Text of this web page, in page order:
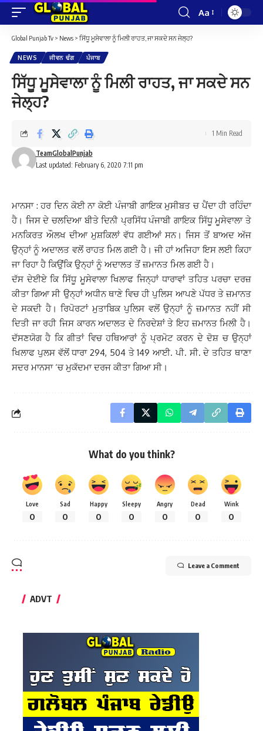
Font
Aa
Global Punjab Tv > News > ਸਿੱਧੂ ਮੂਸੇਵਾਲਾ ਨੂੰ ਮਿਲੀ ਰਾਹਤ, ਜਾ ਸਕਦੇ ਸਨ ਜੇਲ੍ਹ?
NEWS ਜੀਵਨ ਢੰਗ ਪੰਜਾਬ
ਸਿੱਧੂ ਮੂਸੇਵਾਲਾ ਨੂੰ ਮਿਲੀ ਰਾਹਤ, ਜਾ ਸਕਦੇ ਸਨ
ਜੇਲ੍ਹ?
Last updated: February 6, 2020 7:11 pm
TeamGlobalPunjab
1 Min Read
ਮਾਨਸਾ : ਹਰ ਦਿਨ ਕੋਈ ਨਾ ਕੋਈ ਪੰਜਾਬੀ ਗਾਇਕ ਮੁਸੀਬਤ ਚ ਪੈਂਦਾ ਹੀ ਰਹਿੰਦਾ
ਹੈ। ਜਿਸ ਦੇ ਚਲਦਿਆ ਬੀਤੇ ਦਿਨੀ ਪ੍ਰਸਿੱਧ ਪੰਜਾਬੀ ਗਾਇਕ ਸਿੱਧੂ ਮੂਸੇਵਾਲਾ ਤੇ
ਮਨਕਿਰਤ ਔਲਖ ਦੀਆ ਮੁਸ਼ਕਿਲਾਂ ਵੱਧ ਗਈਆਂ ਸਨ। ਜਿਸ ਤੋਂ ਬਾਅਦ ਅੱਜ
ਉਨ੍ਹਾਂ ਨੂੰ ਅਦਾਲਤ ਵਲੋਂ ਰਾਹਤ ਮਿਲ ਗਈ ਹੈ। ਜੀ ਹਾਂ ਅਜਿਹਾ ਇਸ ਲਈ ਕਿਹਾ
ਜਾ ਰਿਹਾ ਹੈ ਕਿਉਂਕਿ ਉਨ੍ਹਾਂ ਨੂੰ ਅਦਾਲਤ ਤੋਂ ਜ਼ਮਾਨਤ ਮਿਲ ਗਈ ਹੈ।
ਦੱਸ ਦੇਈਏ ਕਿ ਸਿੱਧੂ ਮੂਸੇਵਾਲਾ ਖਿਲਾਫ ਜਿਨ੍ਹਾਂ ਧਾਰਾਵਾਂ ਤਹਿਤ ਪਰਚਾ ਦਰਜ਼
ਕੀਤਾ ਗਿਆ ਸੀ ਉਨ੍ਹਾਂ ਅਧੀਨ ਥਾਣੇ ਵਿਚ ਹੀ ਪੁਲਿਸ ਆਪਣੇ ਪੱਧਰ ਤੇ ਜ਼ਮਾਨਤ
ਦੇ ਸਕਦੀ ਹੈ। ਰਿਪੋਰਟਾਂ ਮੁਤਾਬਿਕ ਪੁਲਿਸ ਵਲੋਂ ਉਨ੍ਹਾਂ ਨੂੰ ਜ਼ਮਾਨਤ ਨਹੀਂ ਸੀ
ਦਿਤੀ ਜਾ ਰਹੀ ਜਿਸ ਕਾਰਨ ਅਦਾਲਤ ਦੇ ਨਿਰਦੇਸ਼ਾਂ ਤੇ ਇਹ ਜ਼ਮਾਨਤ ਮਿਲੀ ਹੈ।
ਦੱਸਣਯੋਗ ਹੈ ਕਿ ਗੀਤਾਂ ਵਿਚ ਹਥਿਆਰਾਂ ਨੂੰ ਪ੍ਰਮੋਟ ਕਰਨ ਦੇ ਦੋਸ਼ ਚ ਉਨ੍ਹਾਂ
ਖਿਲਾਫ ਪੁਲਸ ਵੱਲੋਂ ਧਾਰਾ 294, 504 ਤੇ 149 ਆਈ. ਪੀ. ਸੀ. ਦੇ ਤਹਿਤ ਥਾਣਾ
ਸਦਰ ਮਾਨਸਾ ‘ਚ ਮੁਕੱਦਮਾ ਦਰਜ ਕੀਤਾ ਗਿਆ ਸੀ।
What do you think?
Love
0
Sad
0
Happy
0
Sleepy
0
Angry
0
Dead
0
Wink
0
Leave a Comment
ADVT